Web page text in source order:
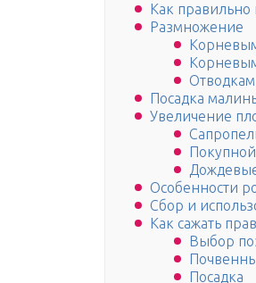
Как правильно
Размножение
Посадка
Увеличение
Особенности
Сбор и
Как сажать
Выбор
Посадка